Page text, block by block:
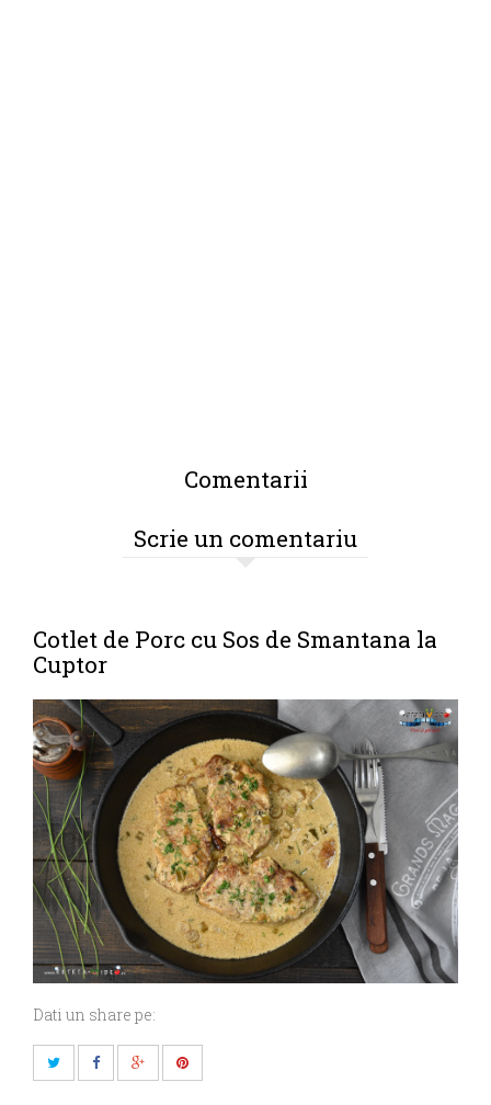
Comentarii
Scrie un comentariu
Cotlet de Porc cu Sos de Smantana la
Cuptor
Dati un share pe: